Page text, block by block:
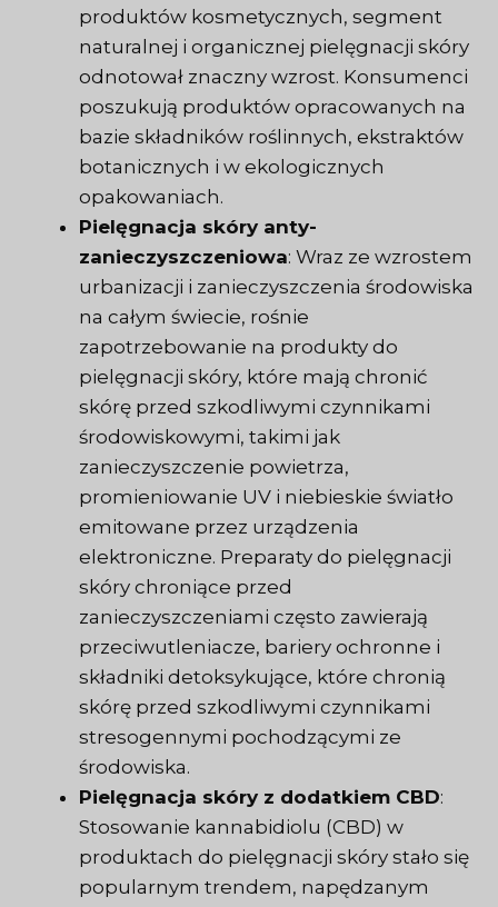
produktów kosmetycznych, segment
naturalnej i organicznej pielęgnacji skóry
odnotował znaczny wzrost. Konsumenci
poszukują produktów opracowanych na
bazie składników roślinnych, ekstraktów
botanicznych i w ekologicznych
opakowaniach.
Pielęgnacja skóry anty-
zanieczyszczeniowa: Wraz ze wzrostem
urbanizacji i zanieczyszczenia środowiska
na całym świecie, rośnie
zapotrzebowanie na produkty do
pielęgnacji skóry, które mają chronić
skórę przed szkodliwymi czynnikami
środowiskowymi, takimi jak
zanieczyszczenie powietrza,
promieniowanie UV i niebieskie światło
emitowane przez urządzenia
elektroniczne. Preparaty do pielęgnacji
skóry chroniące przed
zanieczyszczeniami często zawierają
przeciwutleniacze, bariery ochronne i
składniki detoksykujące, które chronią
skórę przed szkodliwymi czynnikami
stresogennymi pochodzącymi ze
środowiska.
Pielęgnacja skóry z dodatkiem CBD:
Stosowanie kannabidiolu (CBD) w
produktach do pielęgnacji skóry stało się
popularnym trendem, napędzanym